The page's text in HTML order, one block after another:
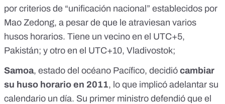
por criterios de “unificación nacional” establecidos por
Mao Zedong, a pesar de que le atraviesan varios
husos horarios. Tiene un vecino en el UTC+5,
Pakistán; y otro en el UTC+10, Vladivostok;
Samoa, estado del océano Pacífico, decidió cambiar
su huso horario en 2011, lo que implicó adelantar su
calendario un día. Su primer ministro defendió que el